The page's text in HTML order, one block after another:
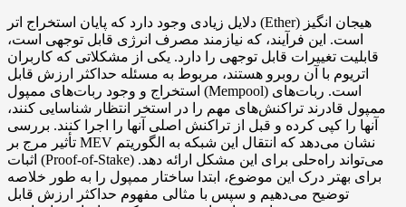
دلایل زیادی وجود دارد که پایان استخراج اتر (Ether) هیجان انگیز
است. این فرآیند، که نیازمند مصرف انرژی قابل توجهی است،
قابلیت تغییرات قابل توجهی را دارد. یکی از مشکلاتی که کاربران
اتریوم با آن روبرو هستند، مربوط به مسئله حداکثر ارزش قابل
استخراج و وجود ربات‌های ممپول (Mempool) است. ربات‌های
ممپول قادرند تراکنش‌های مهم را در استخر انتظار شناسایی کنند،
آنها را کپی کرده و قبل از تراکنش اصلی آنها را اجرا کنند. بررسی
تأثیر مرج بر MEV نشان می‌دهد که انتقال این شبکه به الگوریتم
اثبات (Proof-of-Stake) می‌تواند راه‌حلی برای این مشکل ارائه دهد.
برای بهتر درک این موضوع، ابتدا ساختار ممپول را به طور خلاصه
توضیح می‌دهیم و سپس با مثالی مفهوم حداکثر ارزش قابل